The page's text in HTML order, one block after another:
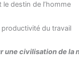
destin de l’homme
du travail
une civilisation de la